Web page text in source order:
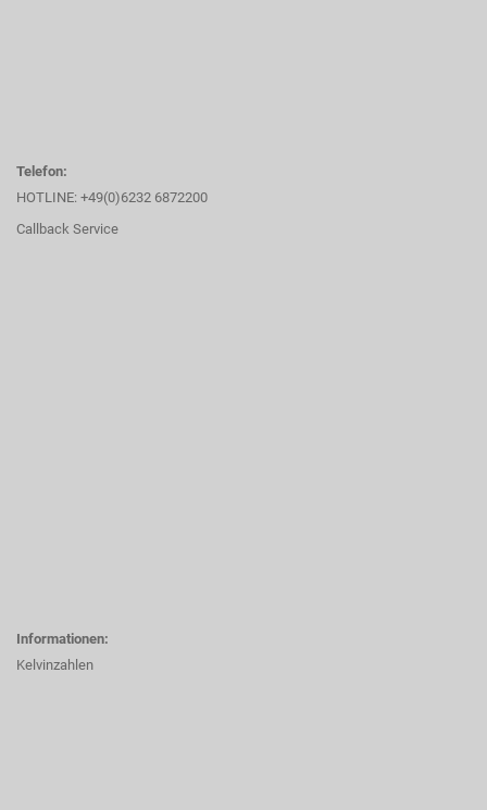
Telefon:
HOTLINE: +49(0)6232 6872200
Callback Service
Informationen:
Kelvinzahlen